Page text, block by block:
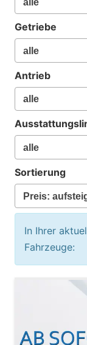
Getriebe
Antrieb
Sortierung
In Ihrer
Fahrzeuge: